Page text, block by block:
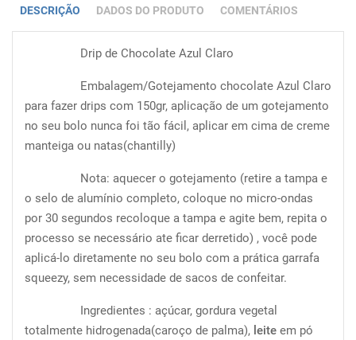
DESCRIÇÃO DADOS DO PRODUTO COMENTÁRIOS
Drip de Chocolate Azul Claro
Embalagem/Gotejamento chocolate Azul Claro
para fazer drips com 150gr, aplicação de um gotejamento
no seu bolo nunca foi tão fácil, aplicar em cima de creme
manteiga ou natas(chantilly)
Nota: aquecer o gotejamento (retire a tampa e
o selo de alumínio completo, coloque no micro-ondas
por 30 segundos recoloque a tampa e agite bem, repita o
processo se necessário ate ficar derretido) , você pode
aplicá-lo diretamente no seu bolo com a prática garrafa
squeezy, sem necessidade de sacos de confeitar.
Ingredientes : açúcar, gordura vegetal
totalmente hidrogenada(caroço de palma), leite em pó